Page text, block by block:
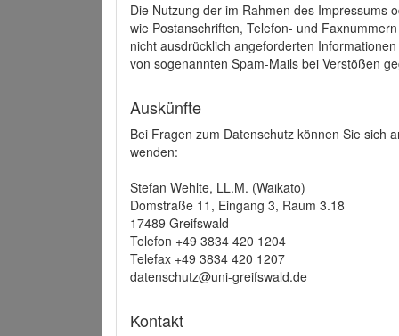
Die Nutzung der im Rahmen des Impressums
wie Postanschriften, Telefon- und
nicht ausdrücklich angeforderten
von sogenannten Spam-Mails bei Verstößen
Auskünfte
Bei Fragen zum Datenschutz können Sie sich
wenden:
Stefan Wehlte, LL.M. (Waikato)
Domstraße 11, Eingang 3, Raum 3.18
17489 Greifswald
Telefon +49 3834 420 1204
Telefax +49 3834 420 1207
datenschutz@uni-greifswald.de
Kontakt